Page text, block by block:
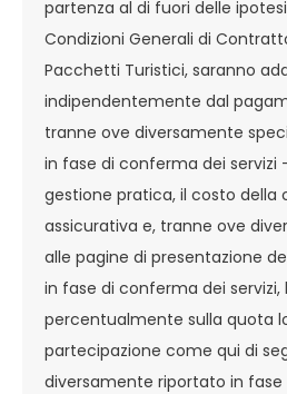
partenza al di fuori delle
Condizioni Generali di
Pacchetti Turistici, saranno
indipendentemente dal
tranne ove diversamente
in fase di conferma dei servizi
gestione pratica, il costo della
assicurativa e, tranne ove
alle pagine di presentazione
in fase di conferma dei
percentualmente sulla quota
partecipazione come qui di
diversamente riportato in fase